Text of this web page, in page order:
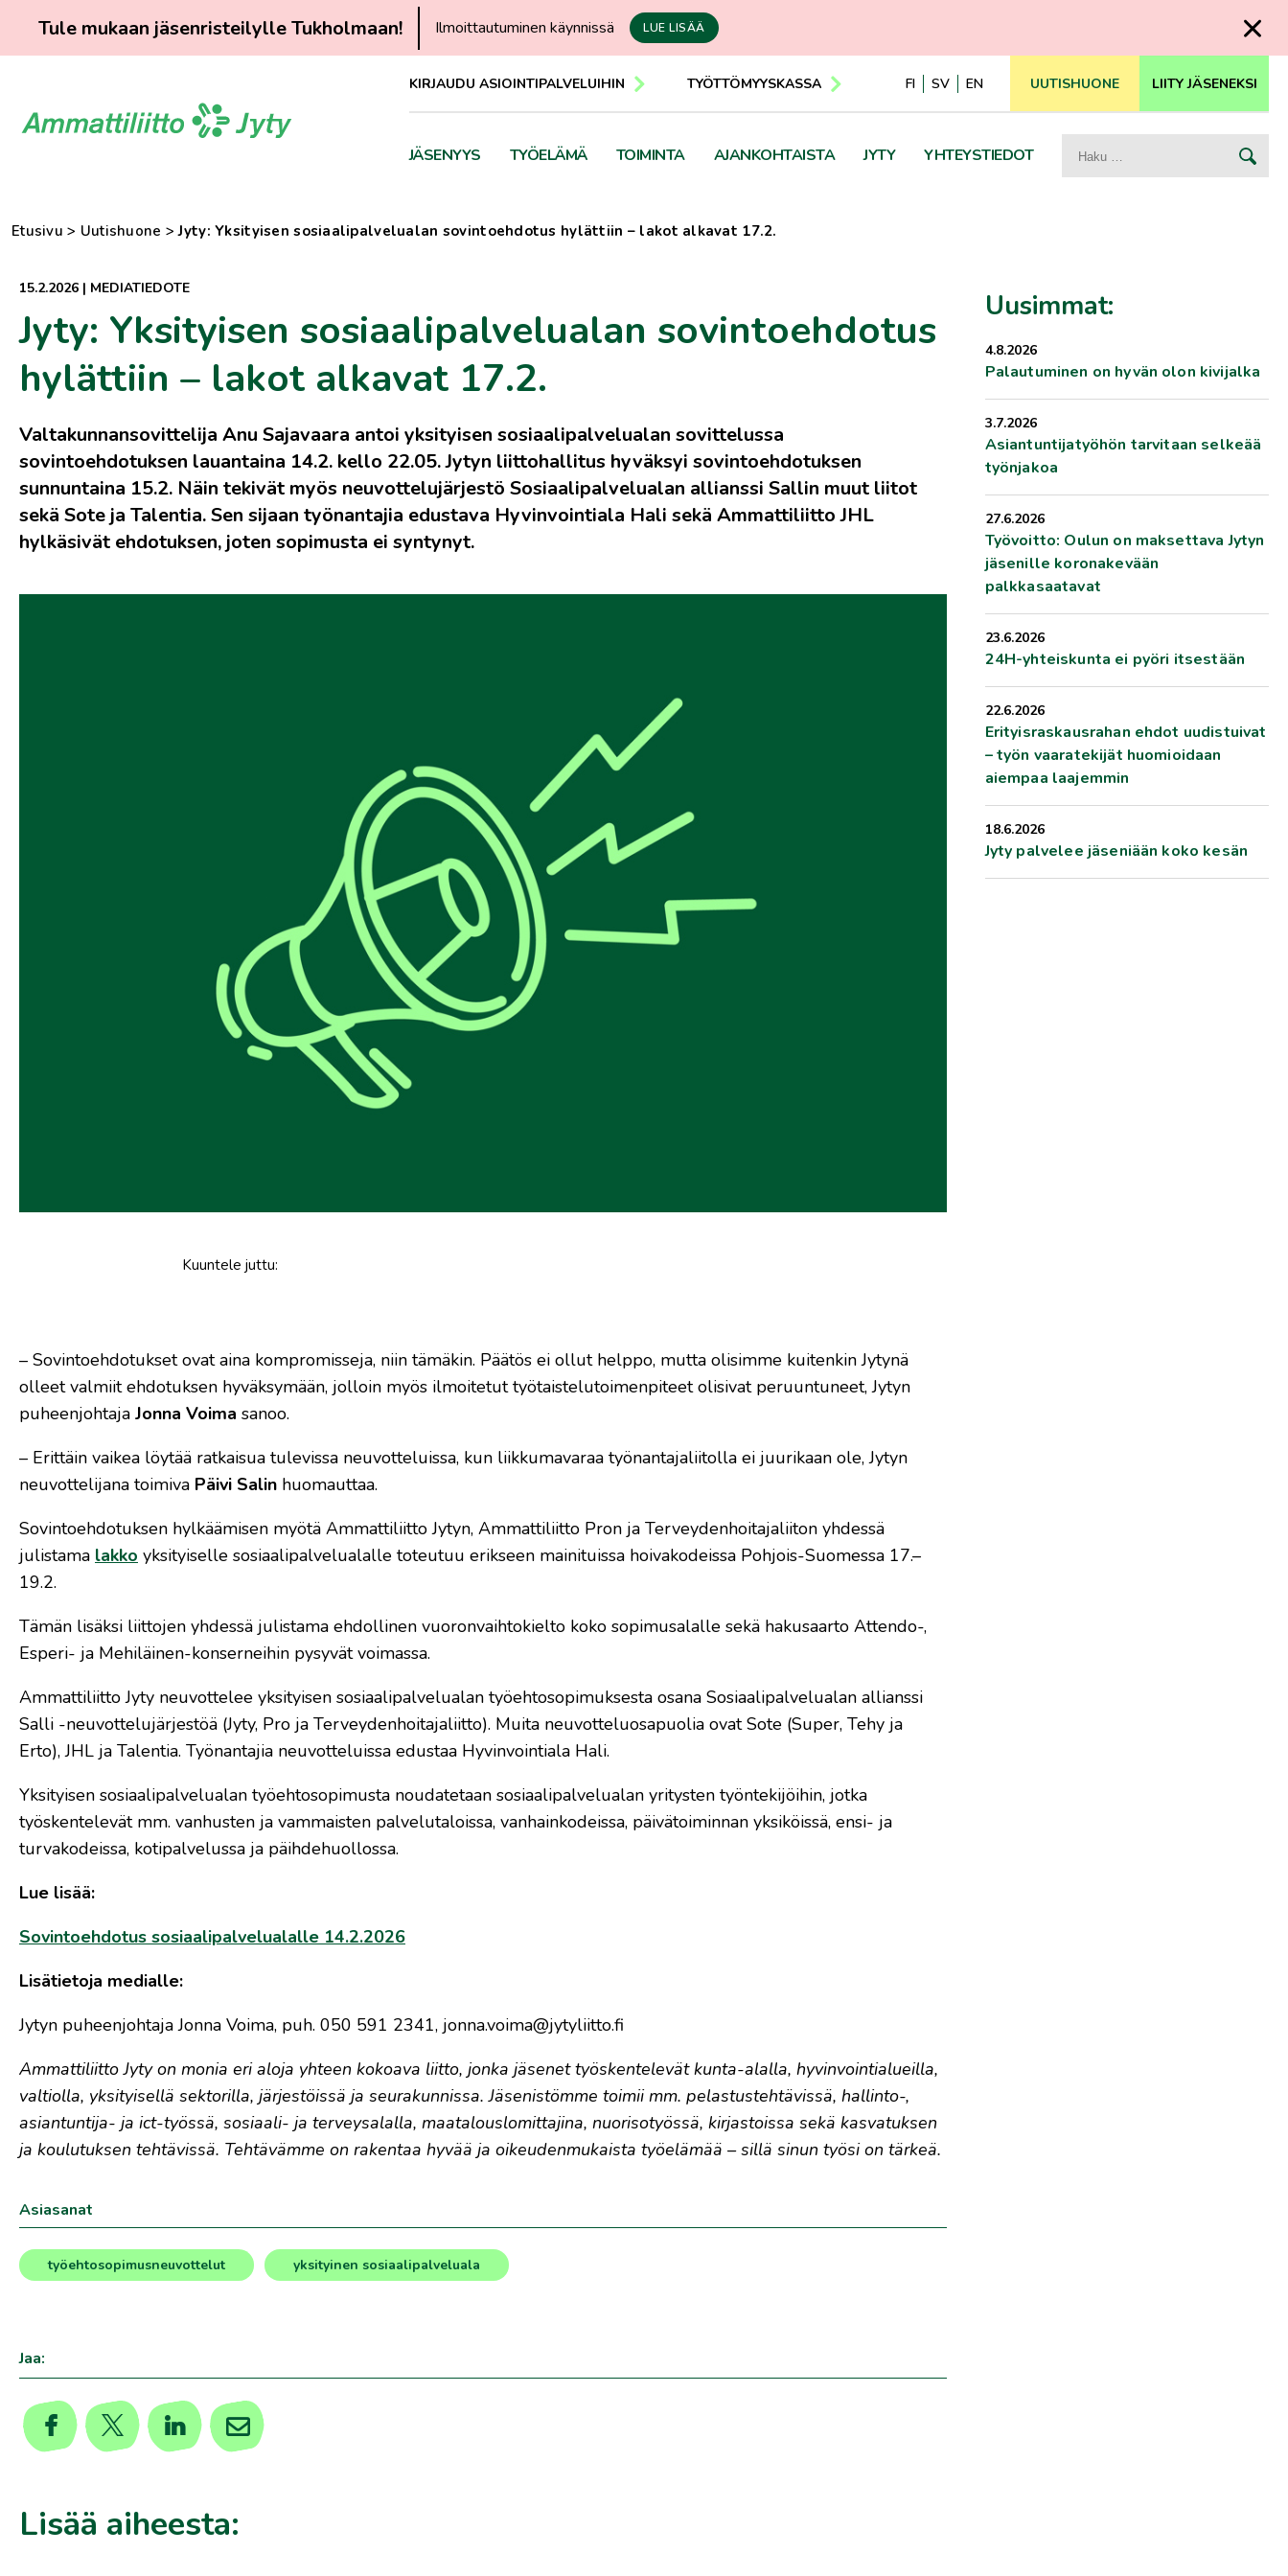
Tule mukaan jäsenristeilylle Tukholmaan! Ilmoittautuminen käynnissä LUE LISÄÄ
sisältöön
KIRJAUDU ASIOINTIPALVELUIHIN TYÖTTÖMYYSKASSA FI SV EN UUTISHUONE LIITY JÄSENEKSI
JÄSENYYS TYÖELÄMÄ TOIMINTA AJANKOHTAISTA JYTY YHTEYSTIEDOT Haku:
Etusivu > Uutishuone >Jyty: Yksityisen sosiaalipalvelualan sovintoehdotus hylättiin – lakot alkavat 17.2.
15.2.2026 | MEDIATIEDOTE
Jyty: Yksityisen sosiaalipalvelualan sovintoehdotus
hylättiin – lakot alkavat 17.2.
Valtakunnansovittelija Anu Sajavaara antoi yksityisen sosiaalipalvelualan sovittelussa
sovintoehdotuksen lauantaina 14.2. kello 22.05. Jytyn liittohallitus hyväksyi sovintoehdotuksen
sunnuntaina 15.2. Näin tekivät myös neuvottelujärjestö Sosiaalipalvelualan allianssi Sallin muut liitot
sekä Sote ja Talentia. Sen sijaan työnantajia edustava Hyvinvointiala Hali sekä Ammattiliitto JHL
hylkäsivät ehdotuksen, joten sopimusta ei syntynyt.
Kuuntele juttu:
– Sovintoehdotukset ovat aina kompromisseja, niin tämäkin. Päätös ei ollut helppo, mutta olisimme kuitenkin Jytynä
olleet valmiit ehdotuksen hyväksymään, jolloin myös ilmoitetut työtaistelutoimenpiteet olisivat peruuntuneet, Jytyn
puheenjohtaja Jonna Voima sanoo.
– Erittäin vaikea löytää ratkaisua tulevissa neuvotteluissa, kun liikkumavaraa työnantajaliitolla ei juurikaan ole, Jytyn
neuvottelijana toimiva Päivi Salin huomauttaa.
Sovintoehdotuksen hylkäämisen myötä Ammattiliitto Jytyn, Ammattiliitto Pron ja Terveydenhoitajaliiton yhdessä
julistama lakko yksityiselle sosiaalipalvelualalle toteutuu erikseen mainituissa hoivakodeissa Pohjois-Suomessa 17.–
19.2.
Tämän lisäksi liittojen yhdessä julistama ehdollinen vuoronvaihtokielto koko sopimusalalle sekä hakusaarto Attendo-,
Esperi- ja Mehiläinen-konserneihin pysyvät voimassa.
Ammattiliitto Jyty neuvottelee yksityisen sosiaalipalvelualan työehtosopimuksesta osana Sosiaalipalvelualan allianssi
Salli -neuvottelujärjestöä (Jyty, Pro ja Terveydenhoitajaliitto). Muita neuvotteluosapuolia ovat Sote (Super, Tehy ja
Erto), JHL ja Talentia. Työnantajia neuvotteluissa edustaa Hyvinvointiala Hali.
Yksityisen sosiaalipalvelualan työehtosopimusta noudatetaan sosiaalipalvelualan yritysten työntekijöihin, jotka
työskentelevät mm. vanhusten ja vammaisten palvelutaloissa, vanhainkodeissa, päivätoiminnan yksiköissä, ensi- ja
turvakodeissa, kotipalvelussa ja päihdehuollossa.
Lue lisää:
Sovintoehdotus sosiaalipalvelualalle 14.2.2026
Lisätietoja medialle:
Jytyn puheenjohtaja Jonna Voima, puh. 050 591 2341, jonna.voima@jytyliitto.fi
Ammattiliitto Jyty on monia eri aloja yhteen kokoava liitto, jonka jäsenet työskentelevät kunta-alalla, hyvinvointialueilla,
valtiolla, yksityisellä sektorilla, järjestöissä ja seurakunnissa. Jäsenistömme toimii mm. pelastustehtävissä, hallinto-,
asiantuntija- ja ict-työssä, sosiaali- ja terveysalalla, maatalouslomittajina, nuorisotyössä, kirjastoissa sekä kasvatuksen
ja koulutuksen tehtävissä. Tehtävämme on rakentaa hyvää ja oikeudenmukaista työelämää – sillä sinun työsi on tärkeä.
Asiasanat
työehtosopimusneuvottelut yksityinen sosiaalipalveluala
Jaa:
Lisää aiheesta:
Uusimmat:
4.8.2026
Palautuminen on hyvän olon kivijalka
3.7.2026
Asiantuntijatyöhön tarvitaan selkeää
työnjakoa
27.6.2026
Työvoitto: Oulun on maksettava Jytyn
jäsenille koronakevään
palkkasaatavat
23.6.2026
24H-yhteiskunta ei pyöri itsestään
22.6.2026
Erityisraskausrahan ehdot uudistuivat
– työn vaaratekijät huomioidaan
aiempaa laajemmin
18.6.2026
Jyty palvelee jäseniään koko kesän